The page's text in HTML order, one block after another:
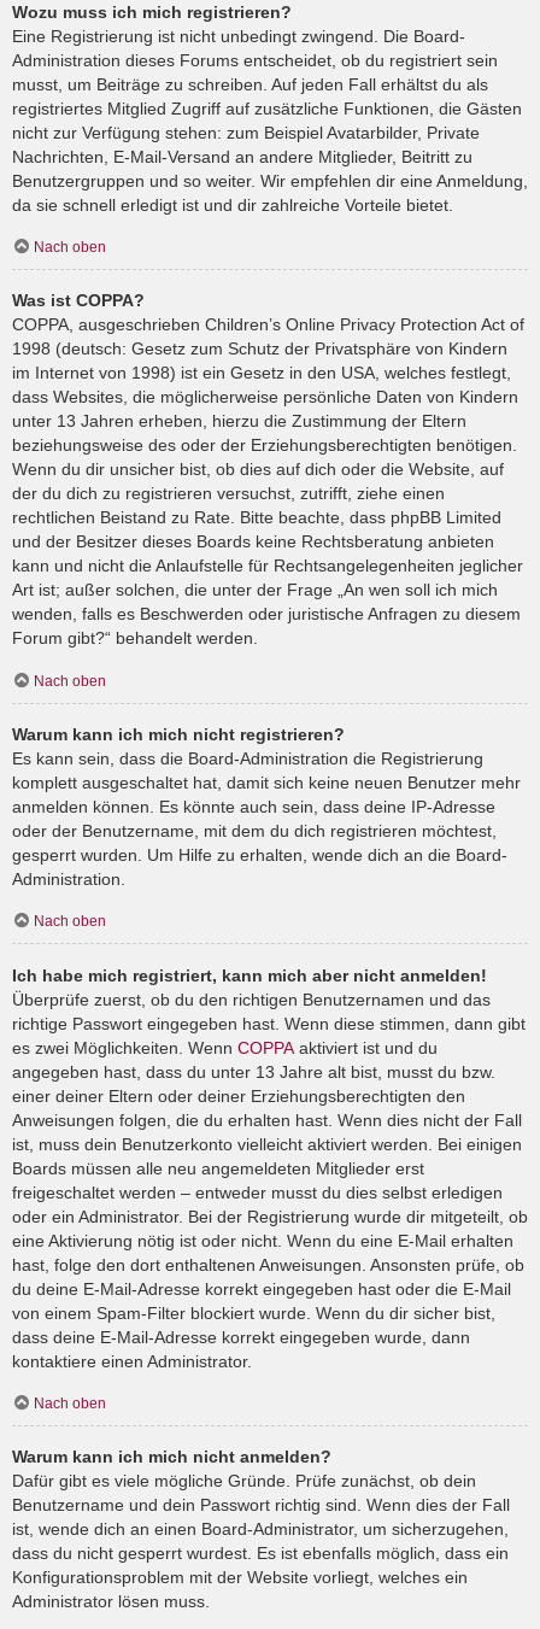
Wozu muss ich mich registrieren?
Eine Registrierung ist nicht unbedingt zwingend. Die Board-
Administration dieses Forums entscheidet, ob du registriert sein
musst, um Beiträge zu schreiben. Auf jeden Fall erhältst du als
registriertes Mitglied Zugriff auf zusätzliche Funktionen, die Gästen
nicht zur Verfügung stehen: zum Beispiel Avatarbilder, Private
Nachrichten, E-Mail-Versand an andere Mitglieder, Beitritt zu
Benutzergruppen und so weiter. Wir empfehlen dir eine Anmeldung,
da sie schnell erledigt ist und dir zahlreiche Vorteile bietet.
Nach oben
Was ist COPPA?
COPPA, ausgeschrieben Children’s Online Privacy Protection Act of
1998 (deutsch: Gesetz zum Schutz der Privatsphäre von Kindern
im Internet von 1998) ist ein Gesetz in den USA, welches festlegt,
dass Websites, die möglicherweise persönliche Daten von Kindern
unter 13 Jahren erheben, hierzu die Zustimmung der Eltern
beziehungsweise des oder der Erziehungsberechtigten benötigen.
Wenn du dir unsicher bist, ob dies auf dich oder die Website, auf
der du dich zu registrieren versuchst, zutrifft, ziehe einen
rechtlichen Beistand zu Rate. Bitte beachte, dass phpBB Limited
und der Besitzer dieses Boards keine Rechtsberatung anbieten
kann und nicht die Anlaufstelle für Rechtsangelegenheiten jeglicher
Art ist; außer solchen, die unter der Frage „An wen soll ich mich
wenden, falls es Beschwerden oder juristische Anfragen zu diesem
Forum gibt?“ behandelt werden.
Nach oben
Warum kann ich mich nicht registrieren?
Es kann sein, dass die Board-Administration die Registrierung
komplett ausgeschaltet hat, damit sich keine neuen Benutzer mehr
anmelden können. Es könnte auch sein, dass deine IP-Adresse
oder der Benutzername, mit dem du dich registrieren möchtest,
gesperrt wurden. Um Hilfe zu erhalten, wende dich an die Board-
Administration.
Nach oben
Ich habe mich registriert, kann mich aber nicht anmelden!
Überprüfe zuerst, ob du den richtigen Benutzernamen und das
richtige Passwort eingegeben hast. Wenn diese stimmen, dann gibt
es zwei Möglichkeiten. Wenn COPPA aktiviert ist und du
angegeben hast, dass du unter 13 Jahre alt bist, musst du bzw.
einer deiner Eltern oder deiner Erziehungsberechtigten den
Anweisungen folgen, die du erhalten hast. Wenn dies nicht der Fall
ist, muss dein Benutzerkonto vielleicht aktiviert werden. Bei einigen
Boards müssen alle neu angemeldeten Mitglieder erst
freigeschaltet werden – entweder musst du dies selbst erledigen
oder ein Administrator. Bei der Registrierung wurde dir mitgeteilt, ob
eine Aktivierung nötig ist oder nicht. Wenn du eine E-Mail erhalten
hast, folge den dort enthaltenen Anweisungen. Ansonsten prüfe, ob
du deine E-Mail-Adresse korrekt eingegeben hast oder die E-Mail
von einem Spam-Filter blockiert wurde. Wenn du dir sicher bist,
dass deine E-Mail-Adresse korrekt eingegeben wurde, dann
kontaktiere einen Administrator.
Nach oben
Warum kann ich mich nicht anmelden?
Dafür gibt es viele mögliche Gründe. Prüfe zunächst, ob dein
Benutzername und dein Passwort richtig sind. Wenn dies der Fall
ist, wende dich an einen Board-Administrator, um sicherzugehen,
dass du nicht gesperrt wurdest. Es ist ebenfalls möglich, dass ein
Konfigurationsproblem mit der Website vorliegt, welches ein
Administrator lösen muss.